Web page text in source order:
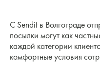
С Sendit в Волгограде
посылки могут как
каждой категории
комфортные условия